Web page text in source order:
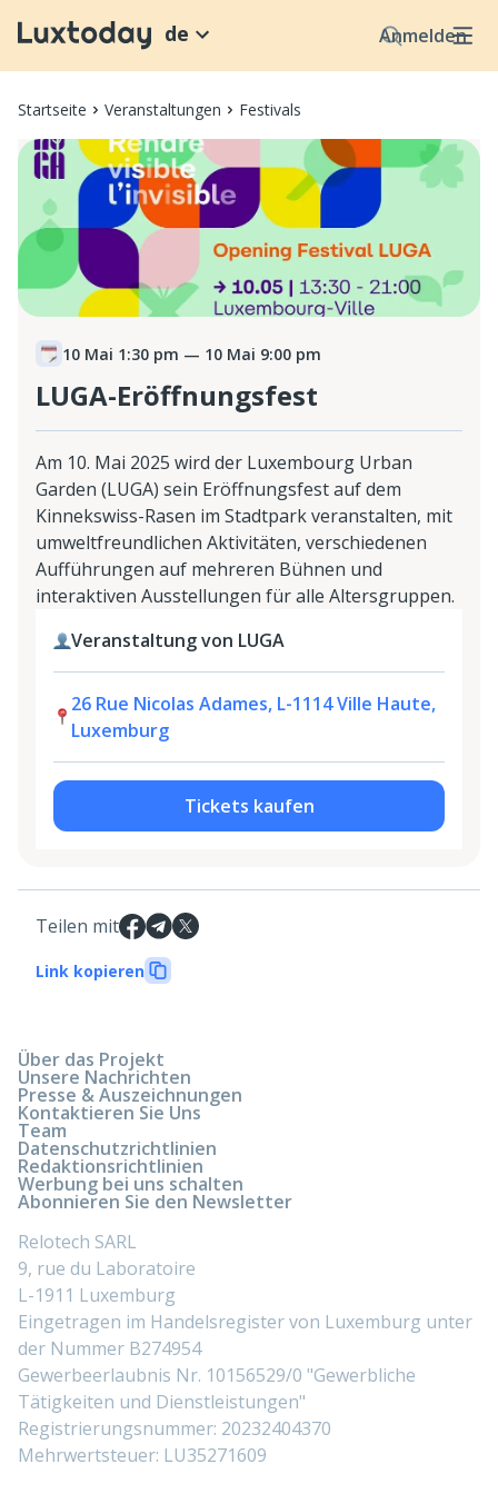
Anmelden
de
Startseite Veranstaltungen Festivals
10 Mai 1:30 pm — 10 Mai 9:00 pm
LUGA-Eröffnungsfest
Am 10. Mai 2025 wird der Luxembourg Urban
Garden (LUGA) sein Eröffnungsfest auf dem
Kinnekswiss-Rasen im Stadtpark veranstalten, mit
umweltfreundlichen Aktivitäten, verschiedenen
Aufführungen auf mehreren Bühnen und
interaktiven Ausstellungen für alle Altersgruppen.
Veranstaltung von LUGA
26 Rue Nicolas Adames, L-1114 Ville Haute,
Luxemburg
Tickets kaufen
Teilen mit
Link kopieren
Über das Projekt
Unsere Nachrichten
Presse & Auszeichnungen
Kontaktieren Sie Uns
Team
Datenschutzrichtlinien
Redaktionsrichtlinien
Werbung bei uns schalten
Abonnieren Sie den Newsletter
Relotech SARL
9, rue du Laboratoire
L-1911 Luxemburg
Eingetragen im Handelsregister von Luxemburg unter
der Nummer B274954
Gewerbeerlaubnis Nr. 10156529/0 "Gewerbliche
Tätigkeiten und Dienstleistungen"
Registrierungsnummer: 20232404370
Mehrwertsteuer: LU35271609